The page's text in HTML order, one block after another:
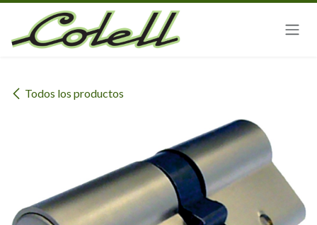
Ir al contenido
Todos los productos